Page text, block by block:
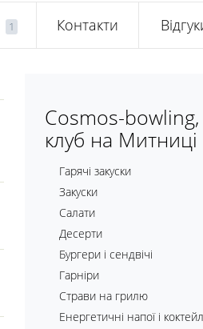
1 Контакти
Cosmos-bowling,
клуб на Митниці
Гарячі закуски
Закуски
Салати
Десерти
Бургери і сендвічі
Гарніри
Страви на грилю
Енергетичні напої і